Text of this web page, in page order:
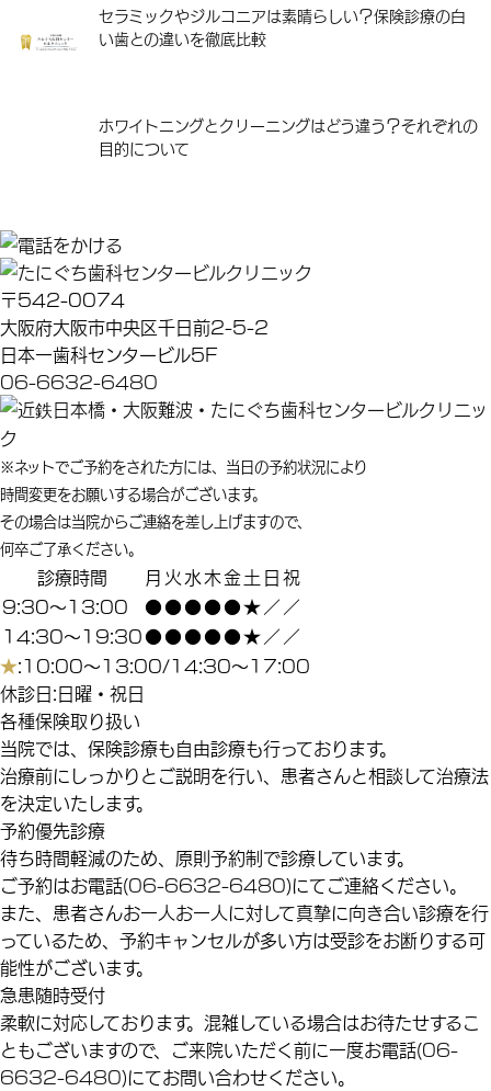
セラミックやジルコニアは素晴らしい？保険診療の白
い歯との違いを徹底比較
ホワイトニングとクリーニングはどう違う？それぞれの
目的について
〒542-0074
大阪府大阪市中央区千日前2-5-2
日本一歯科センタービル5F
06-6632-6480
※ネットでご予約をされた方には、当日の予約状況により
時間変更をお願いする場合がございます。
その場合は当院からご連絡を差し上げますので、
何卒ご了承ください。
診療時間 月 火水木金土 日祝
9:30～13:00
●●●●●★／／
14:30～19:30●●●●●★／／
★:10:00～13:00/14:30～17:00
休診日:日曜・祝日
各種保険取り扱い
当院では、保険診療も自由診療も行っております。
治療前にしっかりとご説明を行い、患者さんと相談して治療法
を決定いたします。
予約優先診療
待ち時間軽減のため、原則予約制で診療しています。
ご予約はお電話(06-6632-6480)にてご連絡ください。
また、患者さんお一人お一人に対して真摯に向き合い診療を行
っているため、予約キャンセルが多い方は受診をお断りする可
能性がございます。
急患随時受付
柔軟に対応しております。混雑している場合はお待たせするこ
ともございますので、ご来院いただく前に一度お電話(06-
6632-6480)にてお問い合わせください。